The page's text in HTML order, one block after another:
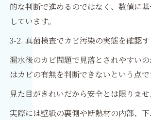
的な判断で進めるのではなく、数値に
しています。
3-2. 真菌検査でカビ汚染の実態を確認す
漏水後のカビ問題で見落とされやすい
はカビの有無を判断できないという点で
見た目がきれいだから安全とは限りませ
実際には壁紙の裏側や断熱材の内部、